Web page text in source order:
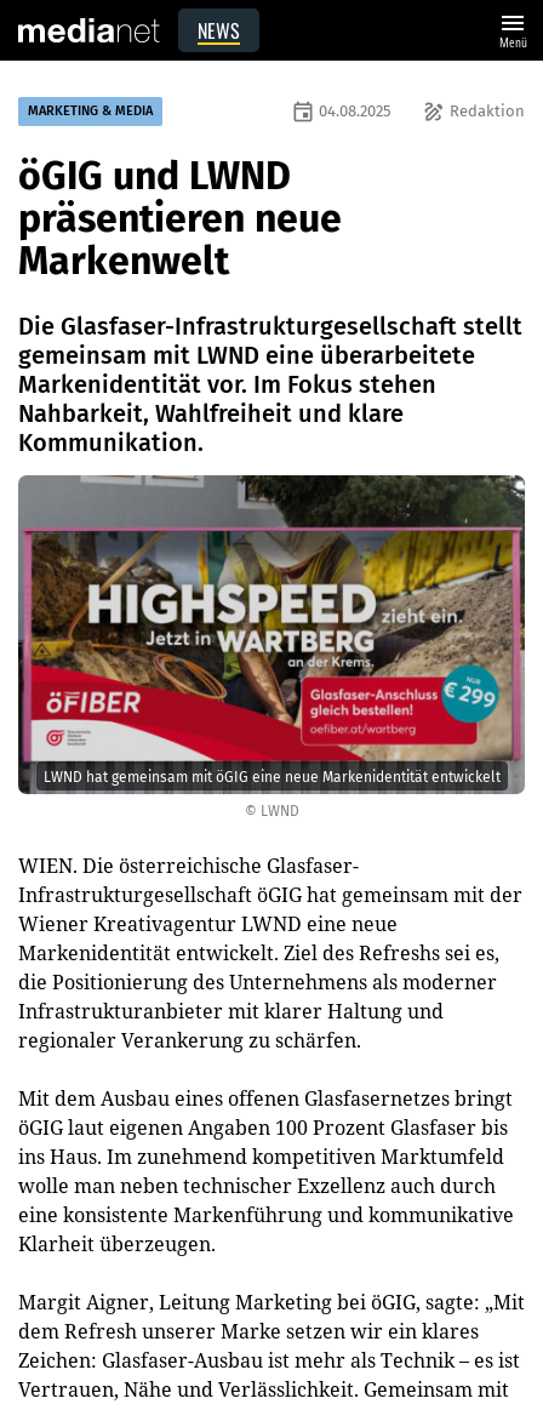
NEWS menu
Menü
© LWND
LWND hat gemeinsam mit öGIG eine neue Markenidentität entwickelt
MARKETING & MEDIA draw Redaktion
event 04.08.2025
öGIG und LWND
präsentieren neue
Markenwelt
Die Glasfaser-Infrastrukturgesellschaft stellt
gemeinsam mit LWND eine überarbeitete
Markenidentität vor. Im Fokus stehen
Nahbarkeit, Wahlfreiheit und klare
Kommunikation.
WIEN. Die österreichische Glasfaser-
Infrastrukturgesellschaft öGIG hat gemeinsam mit der
Wiener Kreativagentur LWND eine neue
Markenidentität entwickelt. Ziel des Refreshs sei es,
die Positionierung des Unternehmens als moderner
Infrastrukturanbieter mit klarer Haltung und
regionaler Verankerung zu schärfen.
Mit dem Ausbau eines offenen Glasfasernetzes bringt
öGIG laut eigenen Angaben 100 Prozent Glasfaser bis
ins Haus. Im zunehmend kompetitiven Marktumfeld
wolle man neben technischer Exzellenz auch durch
eine konsistente Markenführung und kommunikative
Klarheit überzeugen.
Margit Aigner, Leitung Marketing bei öGIG, sagte: „Mit
dem Refresh unserer Marke setzen wir ein klares
Zeichen: Glasfaser-Ausbau ist mehr als Technik – es ist
Vertrauen, Nähe und Verlässlichkeit. Gemeinsam mit